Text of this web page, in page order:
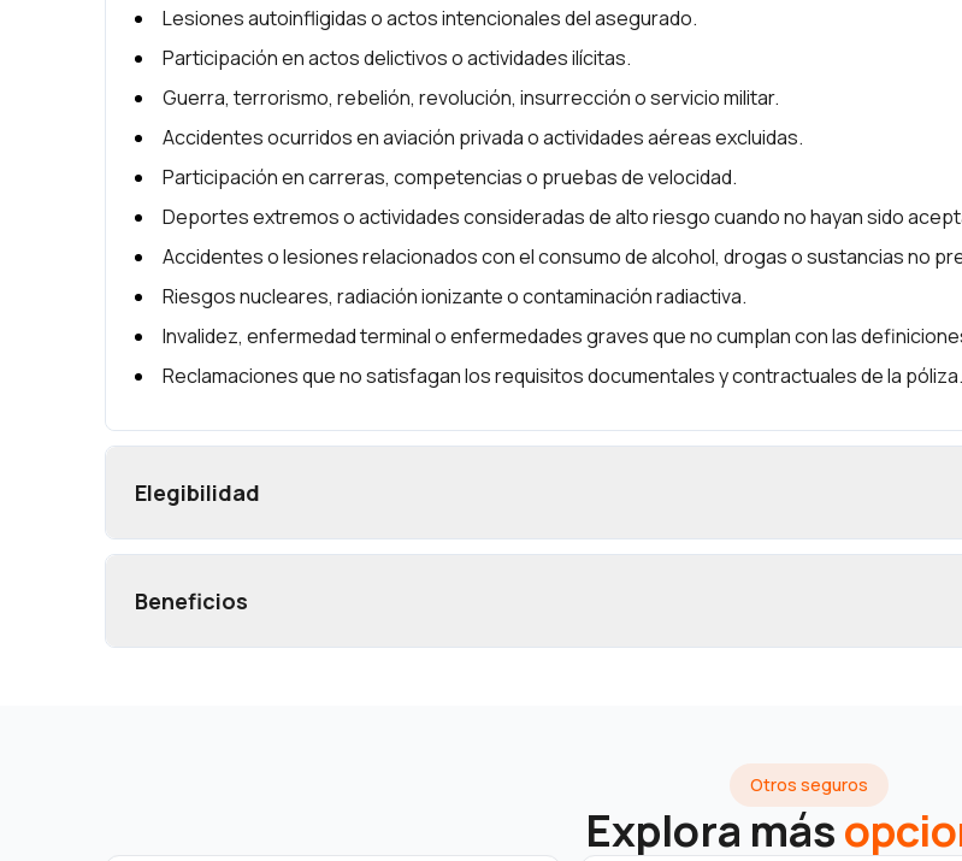
Lesiones autoinfligidas o actos intencionales del asegurado.
Participación en actos delictivos o actividades ilícitas.
Guerra, terrorismo, rebelión, revolución, insurrección o servicio militar.
Accidentes ocurridos en aviación privada o actividades aéreas excluidas.
Participación en carreras, competencias o pruebas de velocidad.
Deportes extremos o actividades consideradas de alto riesgo cuando no hayan sido
Accidentes o lesiones relacionados con el consumo de alcohol, drogas o sustancias no
Riesgos nucleares, radiación ionizante o contaminación radiactiva.
Invalidez, enfermedad terminal o enfermedades graves que no cumplan con las
Reclamaciones que no satisfagan los requisitos documentales y contractuales de la póliza.
Elegibilidad
Beneficios
Otros seguros
Explora más